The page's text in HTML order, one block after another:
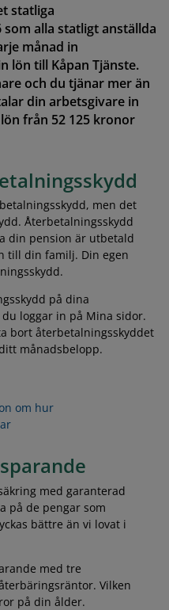
statliga
alla statligt anställda
månad in
lön till Kåpan Tjänste.
och du tjänar mer än
din arbetsgivare in
från 52 125 kronor
men det
Återbetalningsskydd
din pension är utbetald
till din familj. Din egen
på dina
loggar in på Mina sidor.
bort återbetalningsskyddet
månadsbelopp.
om hur
med garanterad
på de pengar som
bättre än vi lovat i
med tre
Vilken
på din ålder.